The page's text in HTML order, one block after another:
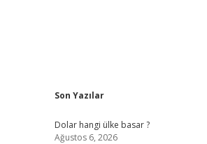
Sidebar
Son Yazılar
Dolar hangi ülke basar ?
Ağustos 6, 2026